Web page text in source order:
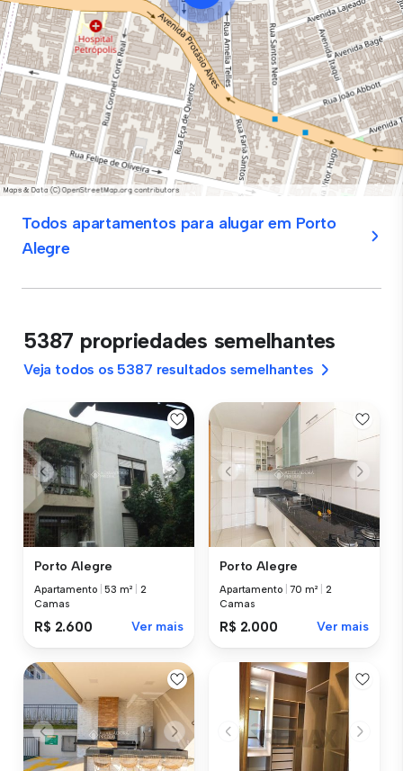
Todos apartamentos para alugar em Porto
Alegre
5387 propriedades semelhantes
Veja todos os 5387 resultados semelhantes
Porto Alegre
Apartamento |53 m²
2
Camas
R$ 2.600 Ver mais
Porto Alegre
Apartamento |70 m²
2
Camas
R$ 2.000 Ver mais